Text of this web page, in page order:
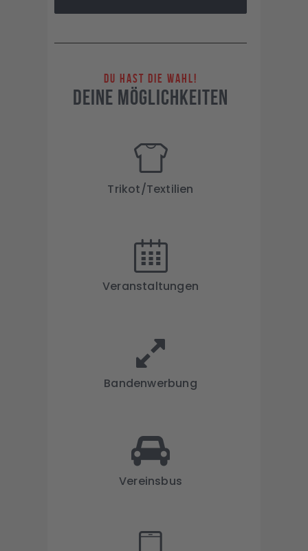
Du hast die wahl!
Deine Möglichkeiten
Trikot/Textilien
Veranstaltungen
Bandenwerbung
Vereinsbus